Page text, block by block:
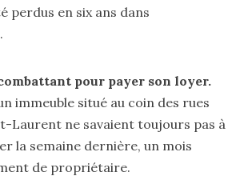
perdus en six ans dans
pour payer son loyer.
immeuble situé au coin des rues
Laurent ne savaient toujours pas à
la semaine dernière, un mois
de propriétaire.